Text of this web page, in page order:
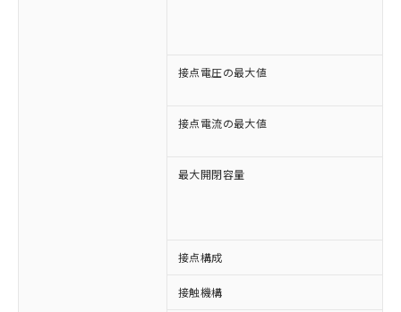
接点電圧の最大値
接点電流の最大値
最大開閉容量
接点構成
接触機構